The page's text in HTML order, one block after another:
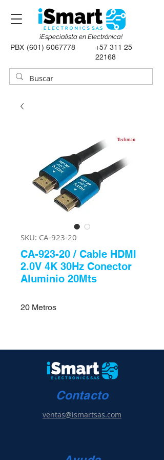
PBX (601) 6067778
+57 311 25
22168
¡Especialista en Electrónica!
SKU: CA-923-20
CA-923-20 / Cable HDMI
2.0V 4K 30Hz Conector
Aluminio 20Mts
20 Metros
Contacto
ventas@ismartsas.com